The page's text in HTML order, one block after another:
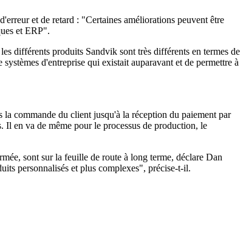
et de retard : "Certaines améliorations peuvent être
et ERP".
différents produits Sandvik sont très différents en termes de
d'entreprise qui existait auparavant et de permettre à
commande du client jusqu'à la réception du paiement par
Il en va de même pour le processus de production, le
sont sur la feuille de route à long terme, déclare Dan
personnalisés et plus complexes", précise-t-il.